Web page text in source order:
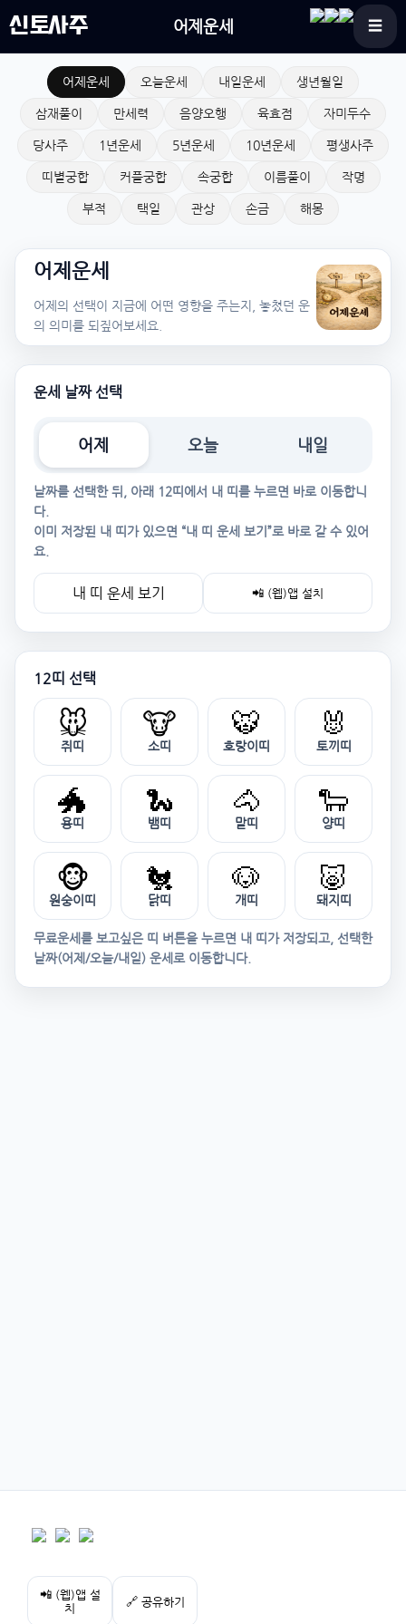
신토사주 어제운세 ☰
어제운세 오늘운세 내일운세 생년월일
삼재풀이 만세력 음양오행 육효점 자미두수
당사주 1년운세 5년운세 10년운세 평생사주
띠별궁합 커플궁합 속궁합 이름풀이 작명
부적 택일 관상 손금 해몽
어제운세
어제의 선택이 지금에 어떤 영향을 주는지, 놓쳤던 운
의 의미를 되짚어보세요.
운세 날짜 선택
어제 오늘 내일
날짜를 선택한 뒤, 아래 12띠에서 내 띠를 누르면 바로 이동합니
다.
이미 저장된 내 띠가 있으면 “내 띠 운세 보기”로 바로 갈 수 있어
요.
내 띠 운세 보기 📲 (웹)앱 설치
12띠 선택
🐭
쥐띠
🐮
소띠
🐯
호랑이띠
🐰
토끼띠
🐲
용띠
🐍
뱀띠
🐴
말띠
🐑
양띠
🐵
원숭이띠
🐔
닭띠
🐶
개띠
🐷
돼지띠
무료운세를 보고싶은 띠 버튼을 누르면 내 띠가 저장되고, 선택한
날짜(어제/오늘/내일) 운세로 이동합니다.
📲 (웹)앱 설
치
🔗 공유하기